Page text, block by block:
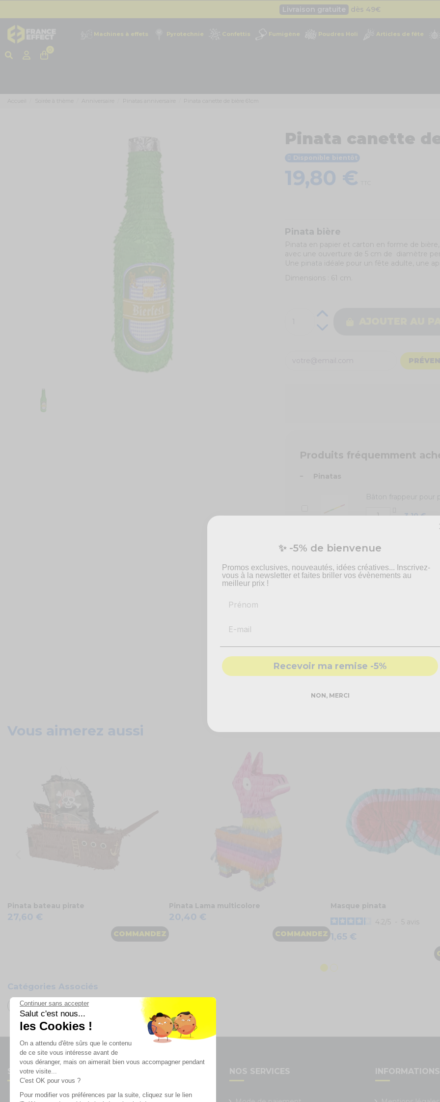
Continuer sans accepter
Salut c'est nous...
les Cookies !
On a attendu d'être sûrs que le contenu
de ce site vous intéresse avant de
vous déranger, mais on aimerait bien vous accompagner pendant
votre visite...
C'est OK pour vous ?
Pour modifier vos préférences par la suite, cliquez sur le lien
Besoin d'un devis pro ?
Cliquez ici
Livraison gratuite
dès 49 €
Machines à effets Pyrotechnie Confettis Fumigène Poudres Holi Articles de fête
Accueil Soirée à thème Anniversaire Pinatas anniversaire Pinata canette de bière 61cm
Pinata canette
Disponible bientôt
19,80 €
Pinata bière
Pinata en papier et carton en forme de
avec une ouverture de 5 cm de diamètre
Une pinata idéale pour un fête adulte, une
Dimensions : 61 cm.
Produits fréquemment
- Pinatas
Bâton frappeur pour
3,10 €
Vous aimerez aussi
Pinata bateau pirate
27,60 €
COMMANDEZ
Pinata Lama multicolore
20,40 €
COMMANDEZ
Masque pinata
4.2 5 - 5 avis
1,65 €
Catégories Associés
Déco anniversaire vert
Suivez-nous NOS SERVICES INFORMATIONS
✨ -5% de bienvenue
Promos exclusives, nouveautés, idées créatives... Inscrivez-
vous à la newsletter et faites briller vos évènements au
meilleur prix !
Recevoir ma remise -5%
NON, MERCI